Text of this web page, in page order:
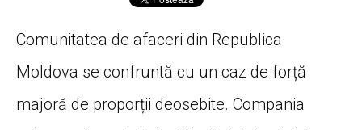
Comunitatea de afaceri din Republica
Moldova se confruntă cu un caz de forță
majoră de proporții deosebite. Compania